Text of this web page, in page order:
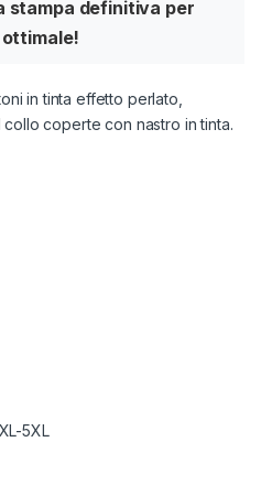
stampa definitiva per
in tinta effetto perlato,
coperte con nastro in tinta.
5XL